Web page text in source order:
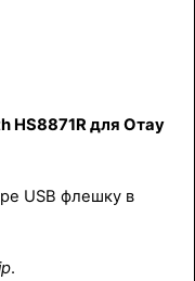
HS8871R для Отау
USB флешку в
.